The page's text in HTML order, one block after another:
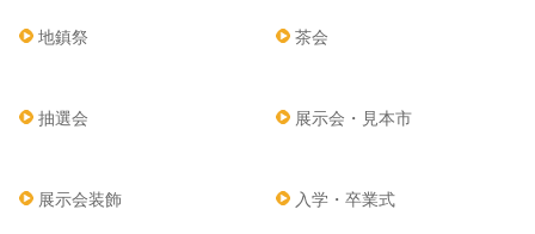
地鎮祭 茶会
抽選会 展示会・見本市
展示会装飾 入学・卒業式